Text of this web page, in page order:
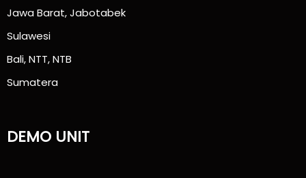
Jawa Barat, Jabotabek
Sulawesi
Bali, NTT, NTB
Sumatera
DEMO UNIT